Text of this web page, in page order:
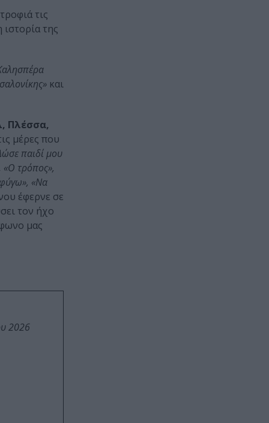
τις
της
και
Πλέσσα,
μέρες που
παιδί μου
«Ο τρόπος»,
«Να
έφερνε σε
τον ήχο
μας
2026